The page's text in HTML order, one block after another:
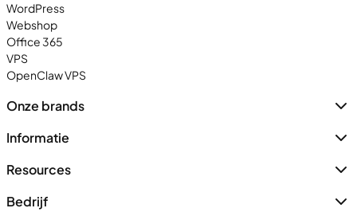
WordPress
Webshop
Office 365
VPS
OpenClaw VPS
Onze brands
Informatie
Resources
Bedrijf